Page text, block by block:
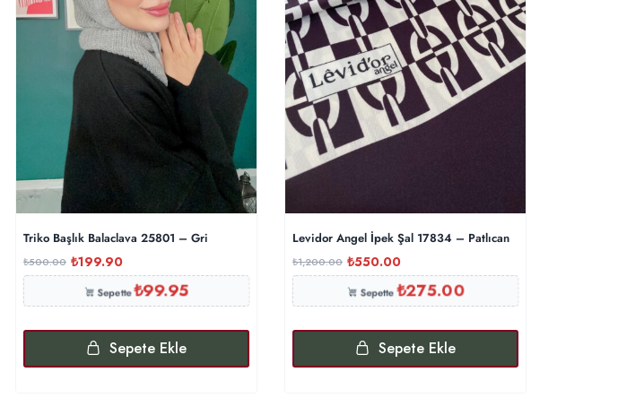
Triko Başlık Balaclava 25801 – Gri
₺500.00 ₺199.90
Sepette₺99.95
Sepete Ekle
Levidor Angel İpek Şal 17834 – Patlıcan
₺1,200.00 ₺550.00
Sepette₺275.00
Sepete Ekle